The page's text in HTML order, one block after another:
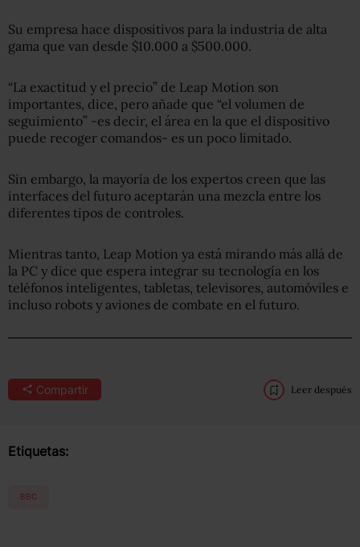
Su empresa hace dispositivos para la industria de alta
gama que van desde $10.000 a $500.000.
“La exactitud y el precio” de Leap Motion son
importantes, dice, pero añade que “el volumen de
seguimiento” -es decir, el área en la que el dispositivo
puede recoger comandos- es un poco limitado.
Sin embargo, la mayoría de los expertos creen que las
interfaces del futuro aceptarán una mezcla entre los
diferentes tipos de controles.
Mientras tanto, Leap Motion ya está mirando más allá de
la PC y dice que espera integrar su tecnología en los
teléfonos inteligentes, tabletas, televisores, automóviles e
incluso robots y aviones de combate en el futuro.
Compartir Leer después
Etiquetas:
BBC